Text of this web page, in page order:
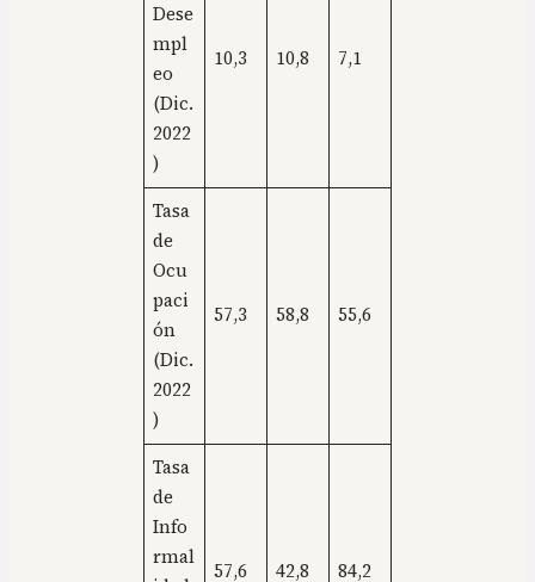
Dese
mpl
eo
(Dic.
2022
)
10,3 10,8 7,1
Tasa
de
Ocu
paci
ón
(Dic.
2022
)
57,3 58,8 55,6
Tasa
de
Info
rmal
57,6 42,8 84,2